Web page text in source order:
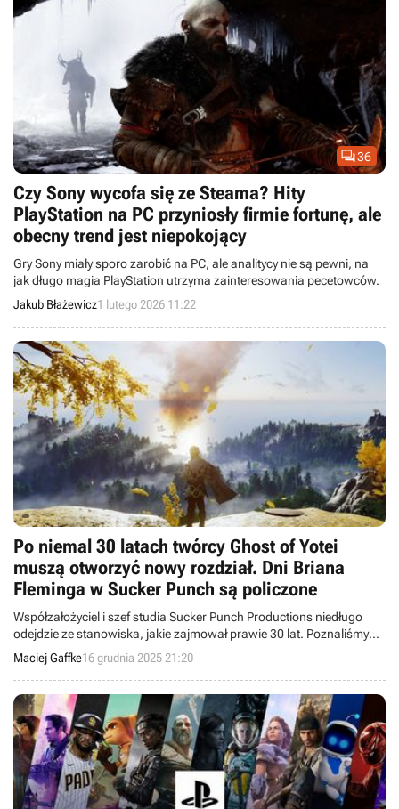
36
Czy Sony wycofa się ze Steama? Hity
PlayStation na PC przyniosły firmie fortunę, ale
obecny trend jest niepokojący
Gry Sony miały sporo zarobić na PC, ale analitycy nie są pewni, na
jak długo magia PlayStation utrzyma zainteresowania pecetowców.
Jakub Błażewicz1 lutego 2026 11:22
Po niemal 30 latach twórcy Ghost of Yotei
muszą otworzyć nowy rozdział. Dni Briana
Fleminga w Sucker Punch są policzone
Współzałożyciel i szef studia Sucker Punch Productions niedługo
odejdzie ze stanowiska, jakie zajmował prawie 30 lat. Poznaliśmy
dwóch następców, którzy w przyszłym roku przejmą jego obowiązki.
Maciej Gaffke16 grudnia 2025 21:20